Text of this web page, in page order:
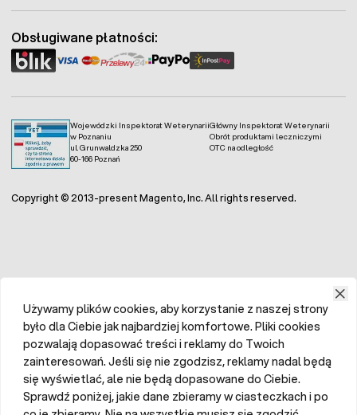
Wojewódzki Inspektorat Weterynarii
w Poznaniu
ul. Grunwaldzka 250
60-166 Poznań
Główny Inspektorat Weterynarii
Obrót produktami leczniczymi
OTC na odległość
Obsługiwane płatności:
Copyright © 2013-present Magento, Inc. All rights reserved.
Używamy plików cookies, aby korzystanie z naszej strony
było dla Ciebie jak najbardziej komfortowe. Pliki cookies
pozwalają dopasować treści i reklamy do Twoich
zainteresowań. Jeśli się nie zgodzisz, reklamy nadal będą
się wyświetlać, ale nie będą dopasowane do Ciebie.
Sprawdź poniżej, jakie dane zbieramy w ciasteczkach i po